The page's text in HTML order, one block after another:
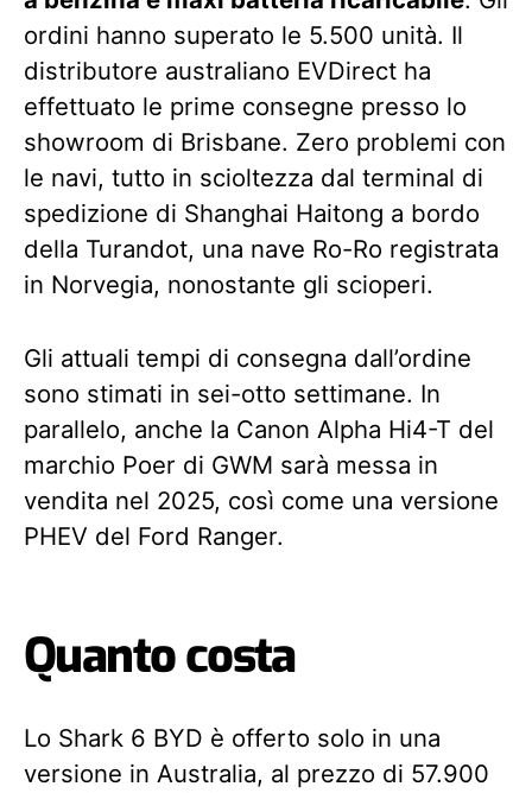
ordini hanno superato le 5.500 unità. Il
distributore australiano EVDirect ha
effettuato le prime consegne presso lo
showroom di Brisbane. Zero problemi con
le navi, tutto in scioltezza dal terminal di
spedizione di Shanghai Haitong a bordo
della Turandot, una nave Ro-Ro registrata
in Norvegia, nonostante gli scioperi.
Gli attuali tempi di consegna dall’ordine
sono stimati in sei-otto settimane. In
parallelo, anche la Canon Alpha Hi4-T del
marchio Poer di GWM sarà messa in
vendita nel 2025, così come una versione
PHEV del Ford Ranger.
Quanto costa
Lo Shark 6 BYD è offerto solo in una
versione in Australia, al prezzo di 57.900